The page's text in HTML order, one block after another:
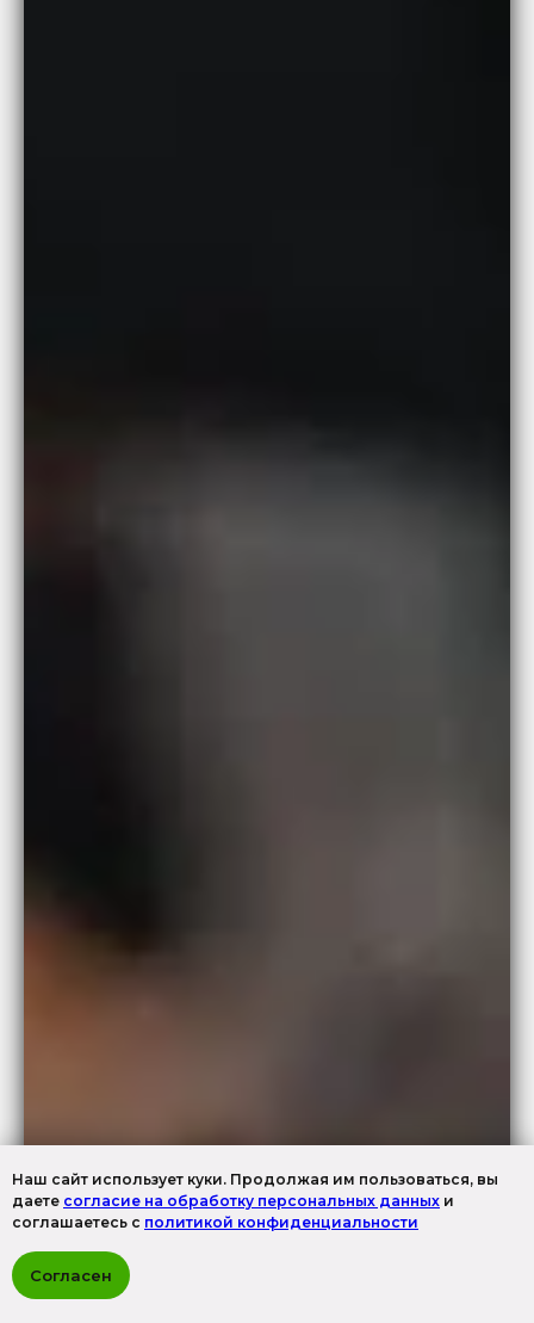
Наш сайт использует куки. Продолжая им пользоваться, вы
даете согласие на обработку персональных данных и
соглашаетесь с политикой конфиденциальности
Согласен